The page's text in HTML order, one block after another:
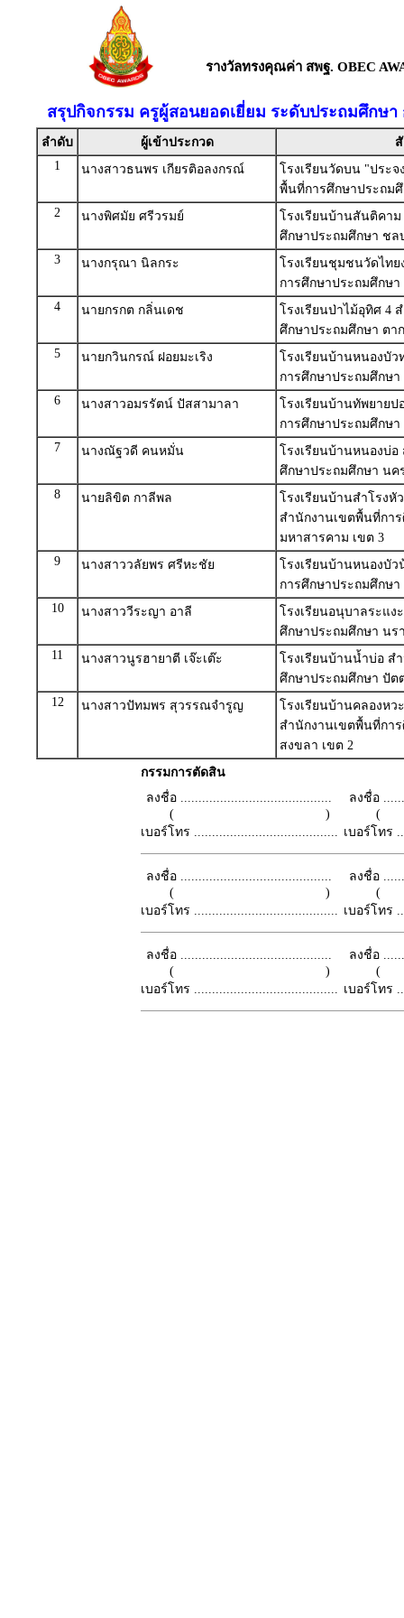
รางวัลทรงคุณค่า สพฐ. OBEC
สรุปกิจกรรม ครูผู้สอนยอดเยี่ยม ระดับประถมศึกษ
ลำดับ ผู้เข้าประกวด
1
นางสาวธนพร เกียรติอลงกรณ์
โรงเรียนวัดบน "ประ
พื้นที่การศึกษาประถมศึ
2
นางพิศมัย ศรีวรมย์
โรงเรียนบ้านสันติคา
ศึกษาประถมศึกษา ชล
3
นางกรุณา นิลกระ
โรงเรียนชุมชนวัดไท
การศึกษาประถมศึกษา
4
นายกรกต กลิ่นเดช
โรงเรียนป่าไม้อุทิศ 4
ศึกษาประถมศึกษา ตา
5
นายกวินกรณ์ ฝอยมะเริง
โรงเรียนบ้านหนองบั
การศึกษาประถมศึกษ
6
นางสาวอมรรัตน์ ปัสสามาลา
โรงเรียนบ้านทัพยาย
การศึกษาประถมศึกษ
7
นางณัฐวดี คนหมั่น
โรงเรียนบ้านหนองบ่
ศึกษาประถมศึกษา นค
8
นายลิขิต กาลีพล
โรงเรียนบ้านสำโรง
สำนักงานเขตพื้นที่กา
มหาสารคาม เขต 3
9
นางสาววลัยพร ศรีหะชัย
โรงเรียนบ้านหนองบั
การศึกษาประถมศึกษ
10
นางสาววีระญา อาลี
โรงเรียนอนุบาลระแ
ศึกษาประถมศึกษา นร
11
นางสาวนูรฮายาตี เจ๊ะเต๊ะ
โรงเรียนบ้านน้ำบ่อ ส
ศึกษาประถมศึกษา ปัต
12
นางสาวปัทมพร สุวรรณจำรูญ
โรงเรียนบ้านคลองห
สำนักงานเขตพื้นที่กา
สงขลา เขต 2
กรรมการตัดสิน
ลงชื่อ ..........................................
( )
เบอร์โทร ........................................
ลงชื่อ
เบอร์โทร
ลงชื่อ ..........................................
( )
เบอร์โทร ........................................
ลงชื่อ
เบอร์โทร
ลงชื่อ ..........................................
( )
เบอร์โทร ........................................
ลงชื่อ
เบอร์โทร